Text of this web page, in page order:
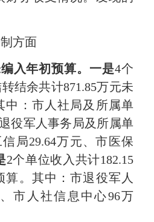
方面
入年初预算。一是4个
结余共计871.85万元未
中：市人社局及所属单
役军人事务局及所属单
局29.64万元、市医保
2个单位收入共计182.15
算。其中：市退役军人
市人社信息中心96万